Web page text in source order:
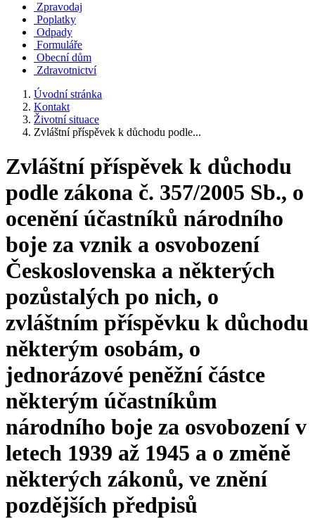
Zpravodaj
Poplatky
Odpady
Formuláře
Obecní dům
Zdravotnictví
Úvodní stránka
Kontakt
Životní situace
Zvláštní příspěvek k důchodu podle...
Zvláštní příspěvek k důchodu
podle zákona č. 357/2005 Sb., o
ocenění účastníků národního
boje za vznik a osvobození
Československa a některých
pozůstalých po nich, o
zvláštním příspěvku k důchodu
některým osobám, o
jednorázové peněžní částce
některým účastníkům
národního boje za osvobození v
letech 1939 až 1945 a o změně
některých zákonů, ve znění
pozdějších předpisů